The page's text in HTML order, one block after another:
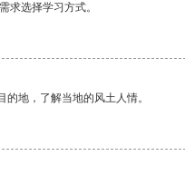
求选择学习方式。
地，了解当地的风土人情。